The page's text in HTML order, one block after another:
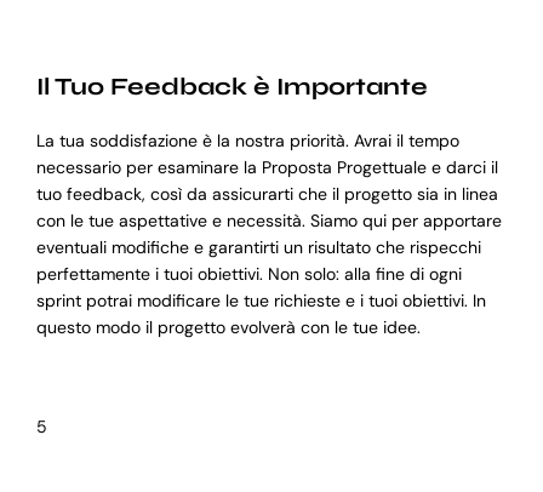
Il Tuo Feedback è Importante
La tua soddisfazione è la nostra priorità. Avrai il tempo
necessario per esaminare la Proposta Progettuale e darci il
tuo feedback, così da assicurarti che il progetto sia in linea
con le tue aspettative e necessità. Siamo qui per apportare
eventuali modifiche e garantirti un risultato che rispecchi
perfettamente i tuoi obiettivi. Non solo: alla fine di ogni
sprint potrai modificare le tue richieste e i tuoi obiettivi. In
questo modo il progetto evolverà con le tue idee.
5